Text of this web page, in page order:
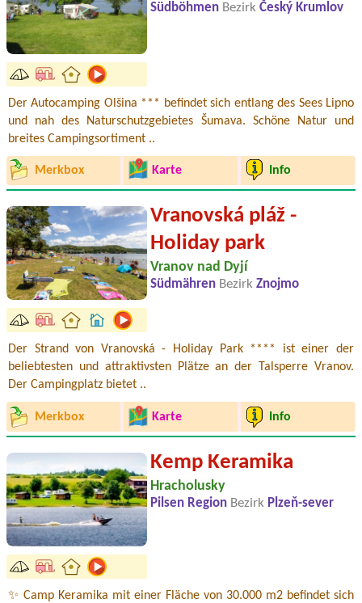
Südböhmen Bezirk Český Krumlov
Der Autocamping Olšina *** befindet sich entlang des Sees Lipno
und nah des Naturschutzgebietes Šumava. Schöne Natur und
breites Campingsortiment ..
Merkbox Karte Info
Vranovská pláž -
Holiday park
Vranov nad Dyjí
Südmähren Bezirk Znojmo
Der Strand von Vranovská - Holiday Park **** ist einer der
beliebtesten und attraktivsten Plätze an der Talsperre Vranov.
Der Campingplatz bietet ..
Merkbox Karte Info
Kemp Keramika
Hracholusky
Pilsen Region Bezirk Plzeň-sever
✨ Camp Keramika mit einer Fläche von 30.000 m2 befindet sich